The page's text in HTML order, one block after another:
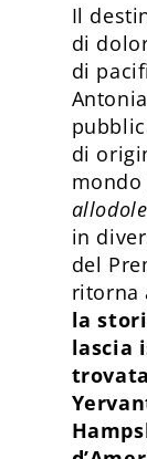
Il
di
di
di
mondo
allodole
in
del
ritorna
la
lascia